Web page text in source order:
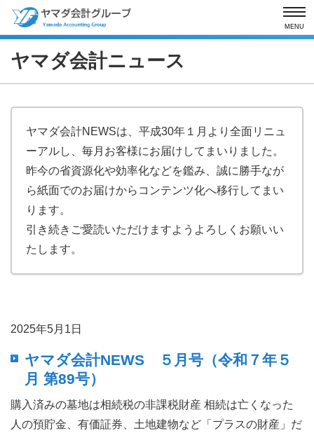
MENU
ヤマダ会計ニュース
ヤマダ会計NEWSは、平成30年１月より全面リニュ
ーアルし、毎月お客様にお届けしてまいりました。
昨今の省資源化や効率化などを鑑み、誠に勝手なが
ら紙面でのお届けからコンテンツ化へ移行してまい
ります。
引き続きご愛読いただけますようよろしくお願いい
たします。
2025年5月1日
ヤマダ会計NEWS ５月号（令和７年５
月 第89号）
購入済みの墓地は相続税の非課税財産 相続は亡くなった
人の預貯金、有価証券、土地建物など「プラスの財産」だ